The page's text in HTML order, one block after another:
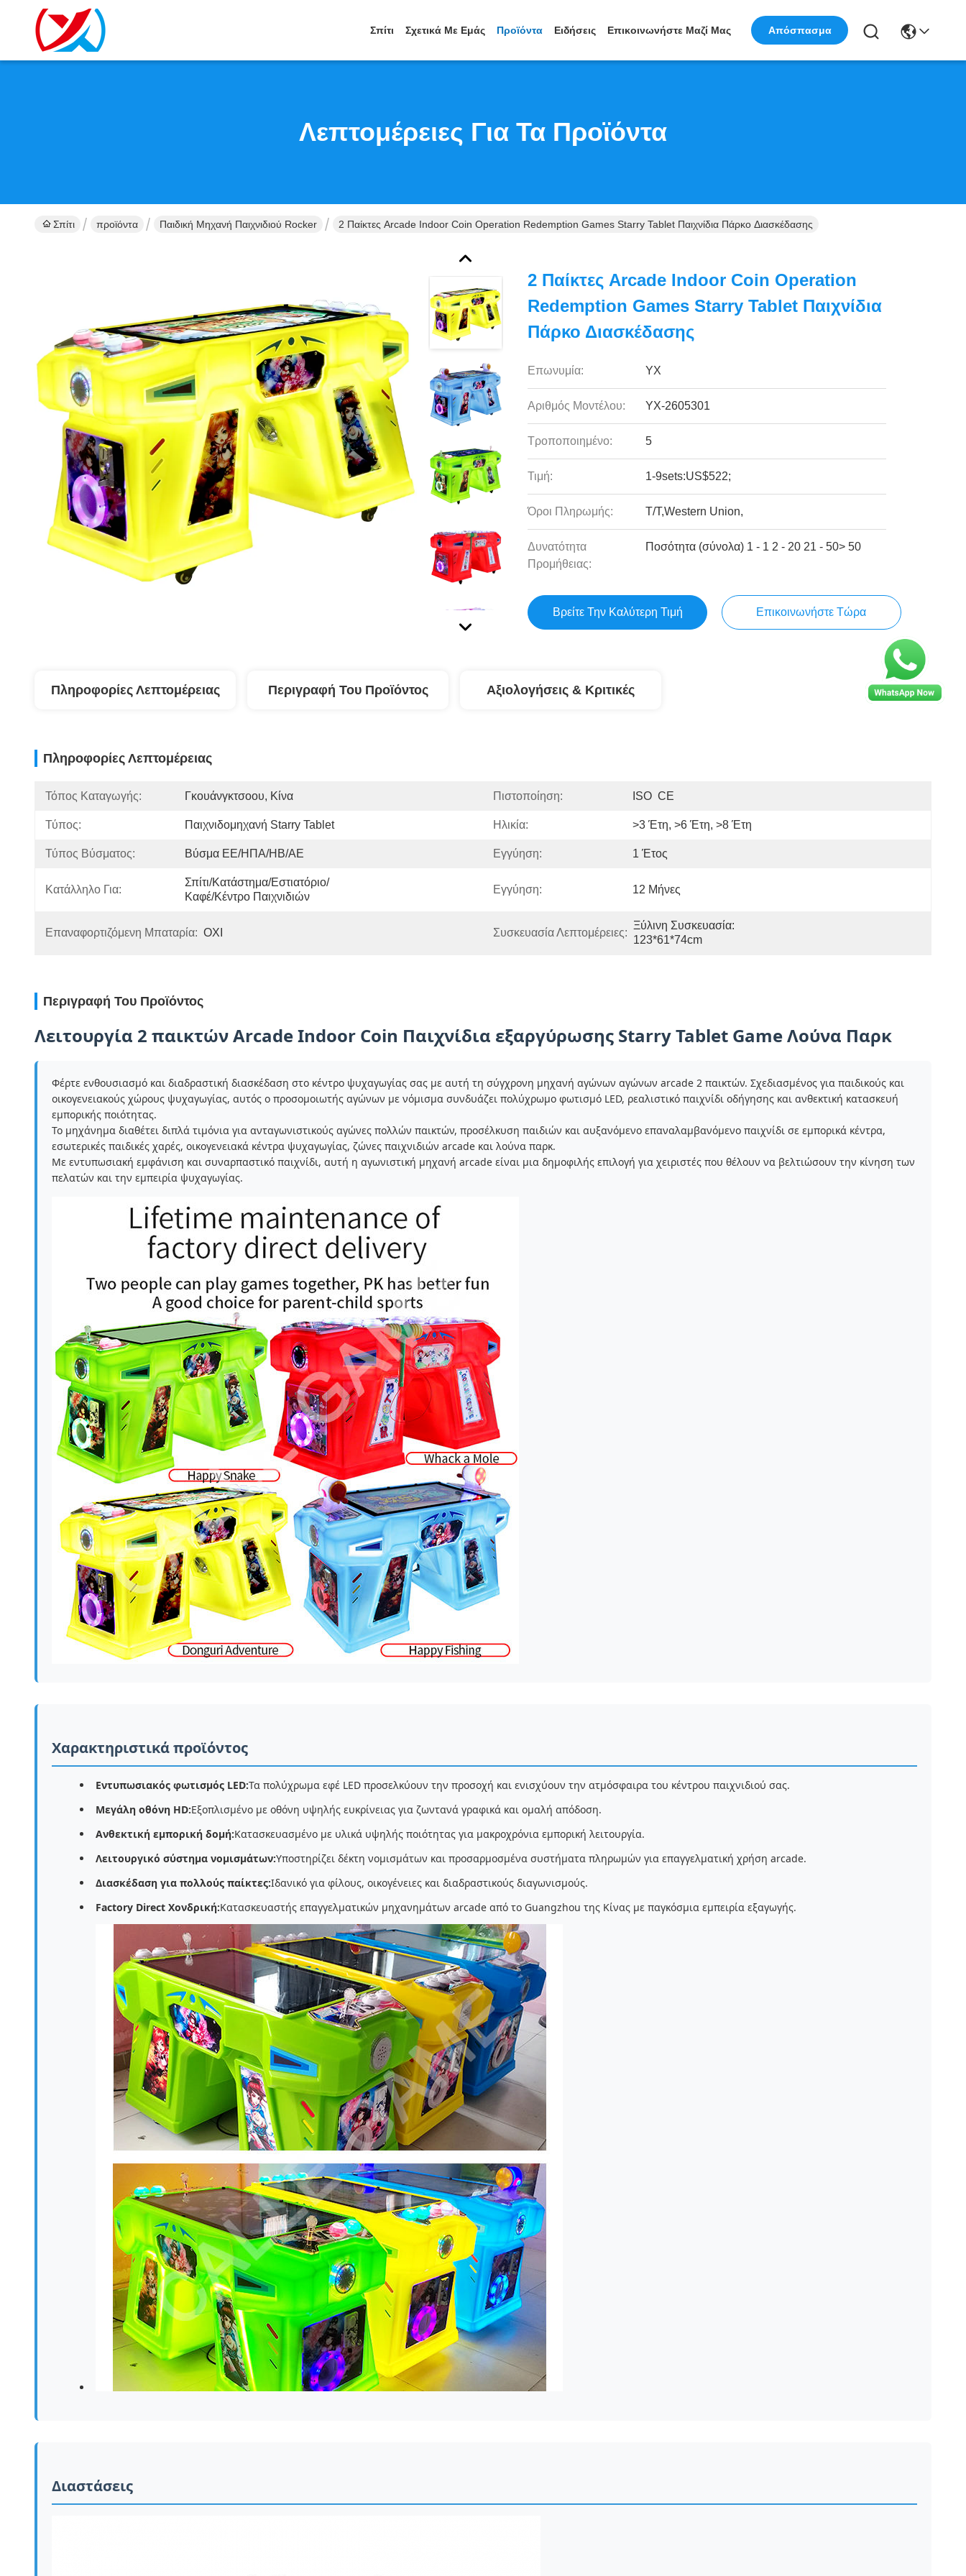
Σπίτι Σχετικά Με Εμάς Προϊόντα Ειδήσεις Επικοινωνήστε Μαζί Μας Απόσπασμα
Λεπτομέρειες Για Τα Προϊόντα
Σπίτι προϊόντα Παιδική Μηχανή Παιχνιδιού Rocker 2 Παίκτες Arcade Indoor Coin Operation Redemption Games Starry Tablet Παιχνίδια Πάρκο Διασκέδασης
2 Παίκτες Arcade Indoor Coin Operation
Redemption Games Starry Tablet Παιχνίδια
Πάρκο Διασκέδασης
Επωνυμία: YX
Αριθμός Μοντέλου: ΥΧ-2605301
Τροποποιημένο: 5
Τιμή: 1-9sets:US$522;
Όροι Πληρωμής: T/T,Western Union,
Δυνατότητα
Προμήθειας:
Ποσότητα (σύνολα) 1 - 1 2 - 20 21 - 50> 50
Βρείτε Την Καλύτερη Τιμή Επικοινωνήστε Τώρα
Πληροφορίες Λεπτομέρειας Περιγραφή Του Προϊόντος Αξιολογήσεις & Κριτικές
Πληροφορίες Λεπτομέρειας
Τόπος Καταγωγής: Γκουάνγκτσοου, Κίνα Πιστοποίηση: ISO  CE
Τύπος: Παιχνιδομηχανή Starry Tablet Ηλικία: >3 Έτη, >6 Έτη, >8 Έτη
Τύπος Βύσματος: Βύσμα ΕΕ/ΗΠΑ/ΗΒ/ΑΕ Εγγύηση: 1 Έτος
Κατάλληλο Για:
Σπίτι/Κατάστημα/Εστιατόριο/
Καφέ/Κέντρο Παιχνιδιών
Εγγύηση: 12 Μήνες
Επαναφορτιζόμενη Μπαταρία: ΟΧΙ Συσκευασία Λεπτομέρειες:
Ξύλινη Συσκευασία:
123*61*74cm
Περιγραφή Του Προϊόντος
Λειτουργία 2 παικτών Arcade Indoor Coin Παιχνίδια εξαργύρωσης Starry Tablet Game Λούνα Παρκ
Φέρτε ενθουσιασμό και διαδραστική διασκέδαση στο κέντρο ψυχαγωγίας σας με αυτή τη σύγχρονη μηχανή αγώνων αγώνων arcade 2 παικτών. Σχεδιασμένος για παιδικούς και
οικογενειακούς χώρους ψυχαγωγίας, αυτός ο προσομοιωτής αγώνων με νόμισμα συνδυάζει πολύχρωμο φωτισμό LED, ρεαλιστικό παιχνίδι οδήγησης και ανθεκτική κατασκευή
εμπορικής ποιότητας.
Το μηχάνημα διαθέτει διπλά τιμόνια για ανταγωνιστικούς αγώνες πολλών παικτών, προσέλκυση παιδιών και αυξανόμενο επαναλαμβανόμενο παιχνίδι σε εμπορικά κέντρα,
εσωτερικές παιδικές χαρές, οικογενειακά κέντρα ψυχαγωγίας, ζώνες παιχνιδιών arcade και λούνα παρκ.
Με εντυπωσιακή εμφάνιση και συναρπαστικό παιχνίδι, αυτή η αγωνιστική μηχανή arcade είναι μια δημοφιλής επιλογή για χειριστές που θέλουν να βελτιώσουν την κίνηση των
πελατών και την εμπειρία ψυχαγωγίας.
Χαρακτηριστικά προϊόντος
Εντυπωσιακός φωτισμός LED:Τα πολύχρωμα εφέ LED προσελκύουν την προσοχή και ενισχύουν την ατμόσφαιρα του κέντρου παιχνιδιού σας.
Μεγάλη οθόνη HD:Εξοπλισμένο με οθόνη υψηλής ευκρίνειας για ζωντανά γραφικά και ομαλή απόδοση.
Ανθεκτική εμπορική δομή:Κατασκευασμένο με υλικά υψηλής ποιότητας για μακροχρόνια εμπορική λειτουργία.
Λειτουργικό σύστημα νομισμάτων:Υποστηρίζει δέκτη νομισμάτων και προσαρμοσμένα συστήματα πληρωμών για επαγγελματική χρήση arcade.
Διασκέδαση για πολλούς παίκτες:Ιδανικό για φίλους, οικογένειες και διαδραστικούς διαγωνισμούς.
Factory Direct Χονδρική:Κατασκευαστής επαγγελματικών μηχανημάτων arcade από το Guangzhou της Κίνας με παγκόσμια εμπειρία εξαγωγής.
Διαστάσεις